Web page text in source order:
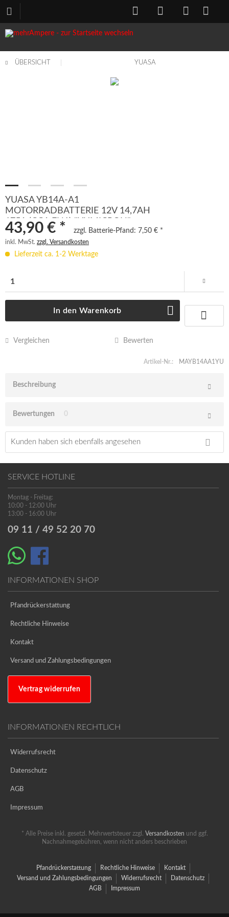
ÜBERSICHT YUASA
YUASA YB14A-A1
MOTORRADBATTERIE 12V 14,7AH
175A (CCA EN1) "YUMICRON"
43,90 € * zzgl. Batterie-Pfand: 7,50 € *
inkl. MwSt. zzgl. Versandkosten
Lieferzeit ca. 1-2 Werktage
In den Warenkorb
Vergleichen Bewerten
Artikel-Nr.: MAYB14AA1YU
Beschreibung
Bewertungen 0
Kunden haben sich ebenfalls angesehen
SERVICE HOTLINE
Montag - Freitag:
10:00 - 12:00 Uhr
13:00 - 16:00 Uhr
09 11 / 49 52 20 70
INFORMATIONEN SHOP
Pfandrückerstattung
Rechtliche Hinweise
Kontakt
Versand und Zahlungsbedingungen
Vertrag widerrufen
INFORMATIONEN RECHTLICH
Widerrufsrecht
Datenschutz
AGB
Impressum
* Alle Preise inkl. gesetzl. Mehrwertsteuer zzgl. Versandkosten und ggf.
Nachnahmegebühren, wenn nicht anders beschrieben
Pfandrückerstattung Rechtliche Hinweise
Kontakt
Versand und Zahlungsbedingungen
Widerrufsrecht
Datenschutz
AGB
Impressum